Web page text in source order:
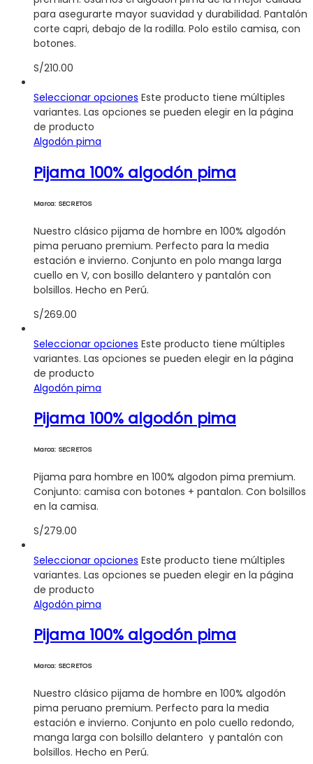
para asegurarte mayor suavidad y durabilidad. Pantalón
corte capri, debajo de la rodilla. Polo estilo camisa, con
botones.
S/210.00
Seleccionar opciones Este producto tiene múltiples
variantes. Las opciones se pueden elegir en la página
de producto
Algodón pima
Pijama 100% algodón pima
Marca: SECRETOS
Nuestro clásico pijama de hombre en 100% algodón
pima peruano premium. Perfecto para la media
estación e invierno. Conjunto en polo manga larga
cuello en V, con bosillo delantero y pantalón con
bolsillos. Hecho en Perú.
S/269.00
Seleccionar opciones Este producto tiene múltiples
variantes. Las opciones se pueden elegir en la página
de producto
Algodón pima
Pijama 100% algodón pima
Marca: SECRETOS
Pijama para hombre en 100% algodon pima premium.
Conjunto: camisa con botones + pantalon. Con bolsillos
en la camisa.
S/279.00
Seleccionar opciones Este producto tiene múltiples
variantes. Las opciones se pueden elegir en la página
de producto
Algodón pima
Pijama 100% algodón pima
Marca: SECRETOS
Nuestro clásico pijama de hombre en 100% algodón
pima peruano premium. Perfecto para la media
estación e invierno. Conjunto en polo cuello redondo,
manga larga con bolsillo delantero y pantalón con
bolsillos. Hecho en Perú.